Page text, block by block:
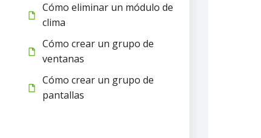
Cómo eliminar un módulo de
clima
Cómo crear un grupo de
ventanas
Cómo crear un grupo de
pantallas